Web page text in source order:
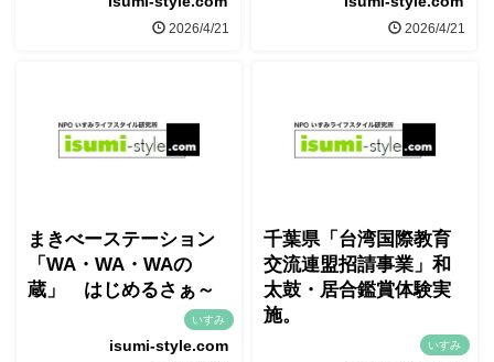
2026/4/21 2026/4/21
まきべーステーション
「WA・WA・WAの
蔵」 はじめるさぁ～
いすみ
isumi-style.com
千葉県「台湾国際教育
交流連盟招請事業」和
太鼓・居合鑑賞体験実
施。
いすみ